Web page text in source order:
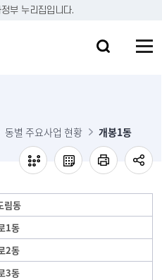
로가기
부 누리집입니다.
동별 주요사업 현황 개봉1동
림동
1동
2동
3동